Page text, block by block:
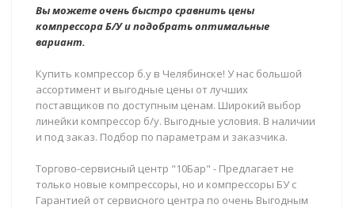
Вы можете очень быстро сравнить цены
компрессора Б/У и подобрать оптимальные
вариант.
Купить компрессор б.у в Челябинске! У нас большой
ассортимент и выгодные цены от лучших
поставщиков по доступным ценам. Широкий выбор
линейки компрессор б/у. Выгодные условия. В наличии
и под заказ. Подбор по параметрам и заказчика.
Торгово-сервисный центр "10Бар" - Предлагает не
только новые компрессоры, но и компрессоры БУ с
Гарантией от сервисного центра по очень Выгодным